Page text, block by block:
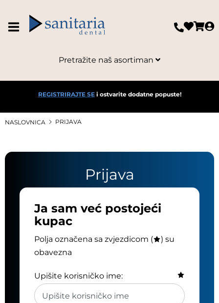
Pretražite naš asortiman
REGISTRIRAJTE SEi ostvarite dodatne popuste!
NASLOVNICA PRIJAVA
Prijava
Ja sam već postojeći
kupac
Polja označena sa zvjezdicom (
) su
obavezna
Upišite korisničko ime: